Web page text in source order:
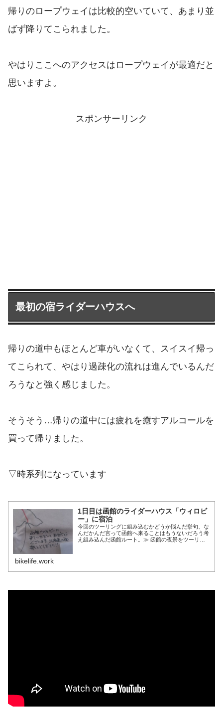
帰りのロープウェイは比較的空いていて、あまり並
ばず降りてこられました。
やはりここへのアクセスはロープウェイが最適だと
思いますよ。
スポンサーリンク
最初の宿ライダーハウスへ
帰りの道中もほとんど車がいなくて、スイスイ帰っ
てこられて、やはり過疎化の流れは進んでいるんだ
ろうなと強く感じました。
そうそう…帰りの道中には疲れを癒すアルコールを
買って帰りました。
▽時系列になっています
1日目は函館のライダーハウス「ウィロビ
ー」に宿泊
今回のツーリングに組み込むかどうか悩んだ挙句、な
んだかんだ言って函館へ来ることはもうないだろう考
え組み込んだ函館ルート。≫ 函館の夜景をツーリン
bikelife.work